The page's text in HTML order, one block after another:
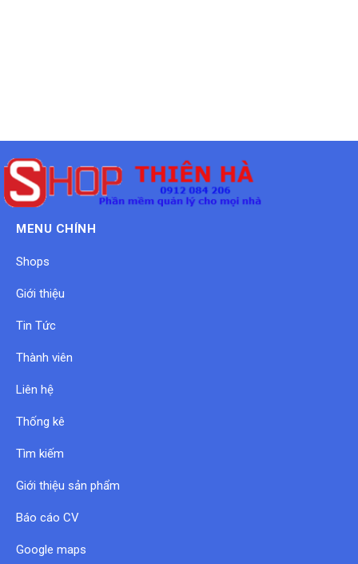
MENU CHÍNH
Shops
Giới thiệu
Tin Tức
Thành viên
Liên hệ
Thống kê
Tìm kiếm
Giới thiệu sản phẩm
Báo cáo CV
Google maps